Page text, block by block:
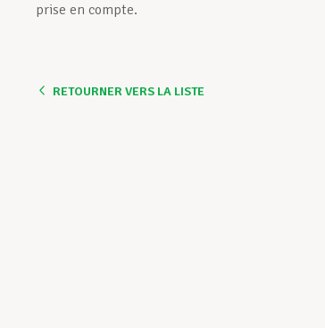
prise en compte.
RETOURNER VERS LA LISTE